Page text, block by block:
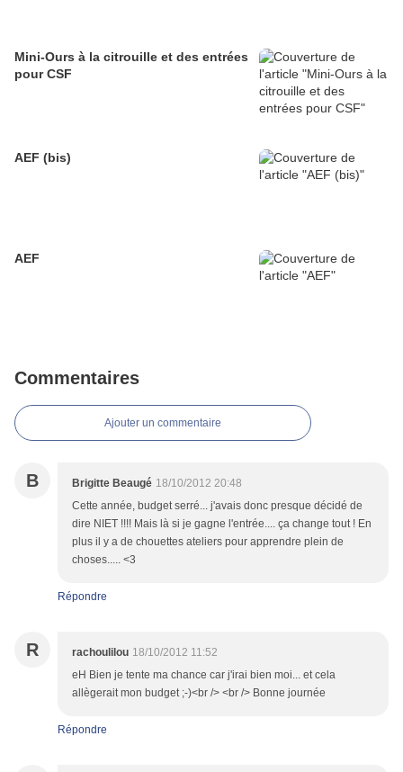
Mini-Ours à la citrouille et des entrées
pour CSF
AEF (bis)
AEF
Commentaires
Ajouter un commentaire
B Brigitte Beaugé 18/10/2012 20:48
Cette année, budget serré... j'avais donc presque décidé de
dire NIET !!!! Mais là si je gagne l'entrée.... ça change tout ! En
plus il y a de chouettes ateliers pour apprendre plein de
choses..... <3
Répondre
R rachoulilou 18/10/2012 11:52
eH Bien je tente ma chance car j'irai bien moi... et cela
allègerait mon budget ;-)<br /> <br /> Bonne journée
Répondre